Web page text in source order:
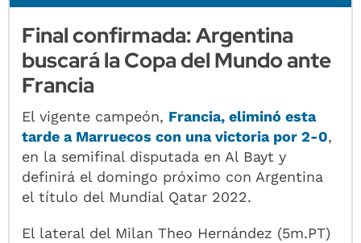
Final confirmada: Argentina
buscará la Copa del Mundo ante
Francia
El vigente campeón, Francia, eliminó esta
tarde a Marruecos con una victoria por 2-0,
en la semifinal disputada en Al Bayt y
definirá el domingo próximo con Argentina
el título del Mundial Qatar 2022.
El lateral del Milan Theo Hernández (5m.PT)